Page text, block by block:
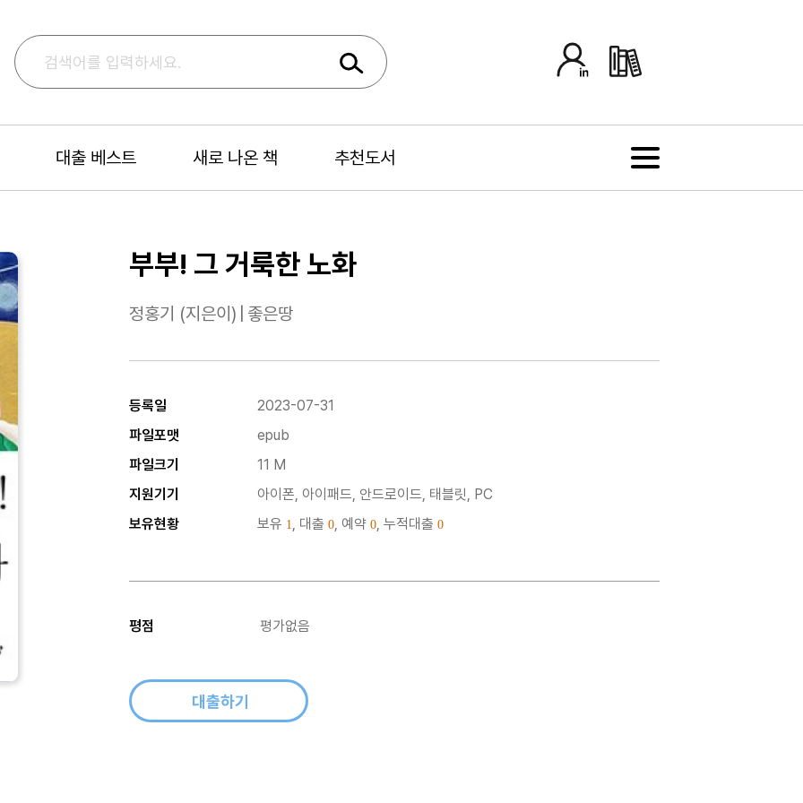
대출 베스트 새로 나온 책 추천도서
부부! 그 거룩한 노화
정홍기 (지은이) 좋은땅
등록일
2023-07-31
파일포맷
epub
파일크기
11 M
지원기기
아이폰, 아이패드, 안드로이드, 태블릿, PC
보유현황
보유 1, 대출 0, 예약 0, 누적대출 0
평점 평가없음
대출하기